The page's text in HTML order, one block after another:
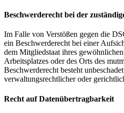
Beschwerderecht bei der
Im Falle von Verstößen gegen die
ein Beschwerderecht bei einer
dem Mitgliedstaat ihres
Arbeitsplatzes oder des Orts des
Beschwerderecht besteht
verwaltungsrechtlicher oder
Recht auf Datenübertragbarkeit